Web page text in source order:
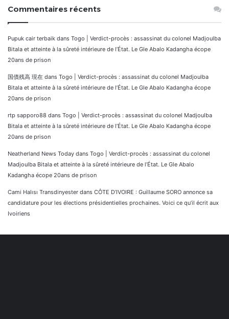
Commentaires récents
Pupuk cair terbaik dans Togo | Verdict-procès : assassinat du colonel Madjoulba
Bitala et atteinte à la sûreté intérieure de l’État. Le Gle Abalo Kadangha écope
20ans de prison
国債残高 現在 dans Togo | Verdict-procès : assassinat du colonel Madjoulba
Bitala et atteinte à la sûreté intérieure de l’État. Le Gle Abalo Kadangha écope
20ans de prison
rtp sapporo88 dans Togo | Verdict-procès : assassinat du colonel Madjoulba
Bitala et atteinte à la sûreté intérieure de l’État. Le Gle Abalo Kadangha écope
20ans de prison
Neatherland News Today dans Togo | Verdict-procès : assassinat du colonel
Madjoulba Bitala et atteinte à la sûreté intérieure de l’État. Le Gle Abalo
Kadangha écope 20ans de prison
Cami Halısı Transdinyester dans CÔTE D’IVOIRE : Guillaume SORO annonce sa
candidature pour les élections présidentielles prochaines. Voici ce qu’il écrit aux
Ivoiriens